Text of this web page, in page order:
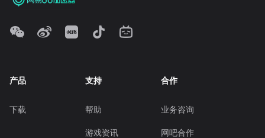
产品
下载
支持
帮助
游戏资讯
合作
业务咨询
网吧合作